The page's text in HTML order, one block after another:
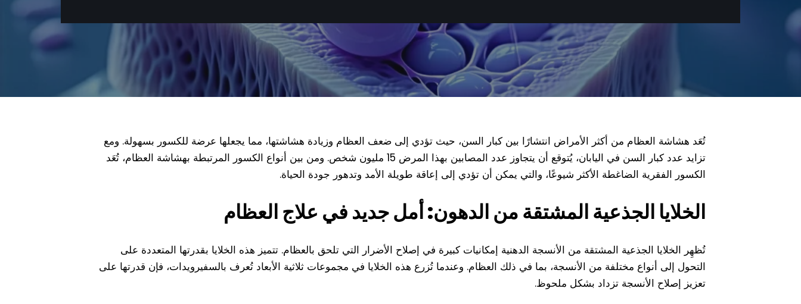
تُعَد هشاشة العظام من أكثر الأمراض انتشارًا بين كبار السن، حيث تؤدي إلى ضعف العظام وزيادة هشاشتها، مما يجعلها عرضة للكسور بسهولة. ومع
تزايد عدد كبار السن في اليابان، يُتوقع أن يتجاوز عدد المصابين بهذا المرض 15 مليون شخص. ومن بين أنواع الكسور المرتبطة بهشاشة العظام، تُعَد
الكسور الفقرية الضاغطة الأكثر شيوعًا، والتي يمكن أن تؤدي إلى إعاقة طويلة الأمد وتدهور جودة الحياة.
الخلايا الجذعية المشتقة من الدهون: أمل جديد في علاج العظام
تُظهِر الخلايا الجذعية المشتقة من الأنسجة الدهنية إمكانيات كبيرة في إصلاح الأضرار التي تلحق بالعظام. تتميز هذه الخلايا بقدرتها المتعددة على
التحول إلى أنواع مختلفة من الأنسجة، بما في ذلك العظام. وعندما تُزرع هذه الخلايا في مجموعات ثلاثية الأبعاد تُعرف بالسفيرويدات، فإن قدرتها على
تعزيز إصلاح الأنسجة تزداد بشكل ملحوظ.